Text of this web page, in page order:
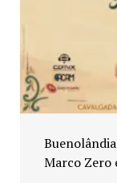
*Educação
primeiro
inicia novo